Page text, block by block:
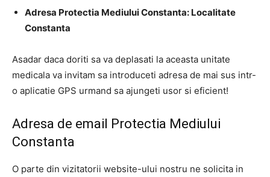
Adresa Protectia Mediului Constanta: Localitate
Constanta
Asadar daca doriti sa va deplasati la aceasta unitate
medicala va invitam sa introduceti adresa de mai sus intr-
o aplicatie GPS urmand sa ajungeti usor si eficient!
Adresa de email Protectia Mediului
Constanta
O parte din vizitatorii website-ului nostru ne solicita in